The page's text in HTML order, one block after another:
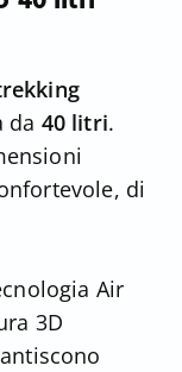
da 40 litri.
di
Air
3D